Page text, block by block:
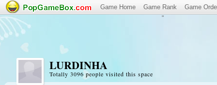
Game Home Game Rank Game
LURDINHA
Totally 3096 people visited this space
"